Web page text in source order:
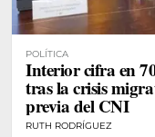
POLÍTICA
Interior cifra en
tras la crisis
previa del CNI
RUTH RODRÍGUEZ